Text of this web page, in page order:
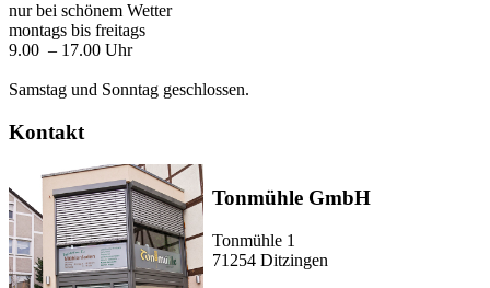
nur bei schönem Wetter
montags bis freitags
9.00 – 17.00 Uhr
Samstag und Sonntag geschlossen.
Kontakt
Tonmühle GmbH
Tonmühle 1
71254 Ditzingen